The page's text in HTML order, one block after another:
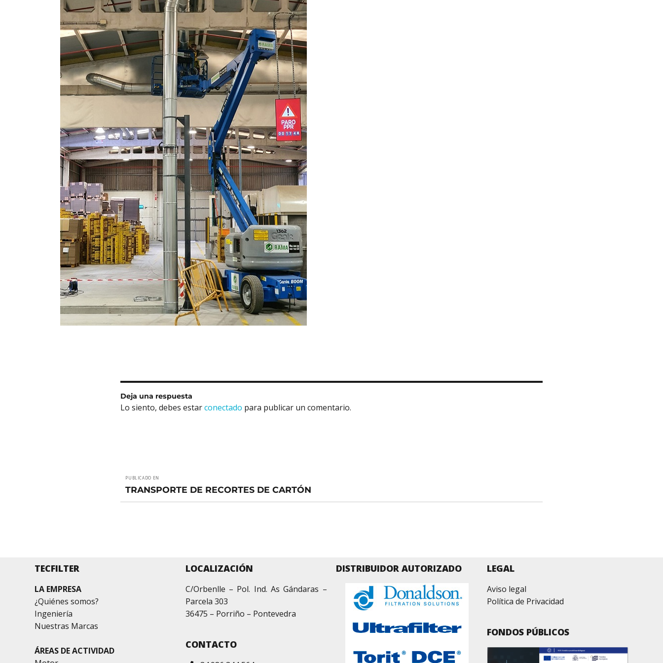
Deja una respuesta
Lo siento, debes estarconectado para publicar un comentario.
Navegación
de
PUBLICADO EN
TRANSPORTE DE RECORTES DE CARTÓN
TECFILTER
LA EMPRESA
¿Quiénes somos?
Ingeniería
Nuestras Marcas
ÁREAS DE ACTIVIDAD
LOCALIZACIÓN
C/Orbenlle – Pol. Ind. As Gándaras –
Parcela 303
36475 – Porriño – Pontevedra
CONTACTO
DISTRIBUIDOR AUTORIZADO LEGAL
Aviso legal
Política de Privacidad
FONDOS PÚBLICOS